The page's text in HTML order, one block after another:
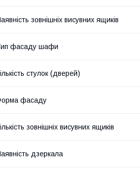
зовнішніх висувних ящиків
фасаду шафи
стулок (дверей)
фасаду
зовнішніх висувних ящиків
дзеркала